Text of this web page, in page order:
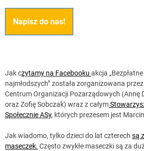
Napisz do nas!
Jak czytamy na Facebooku akcja
najmłodszych” została zorganizowana
Centrum Organizacji Pozarządowych (Annę
oraz Zofię Sobczak) wraz z całym
Społecznie ASy, których prezesem jest
Jak wiadomo, tylko dzieci do lat czterech są
maseczek. Często zwykłe maseczki są za